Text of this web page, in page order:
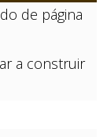
de página
a construir